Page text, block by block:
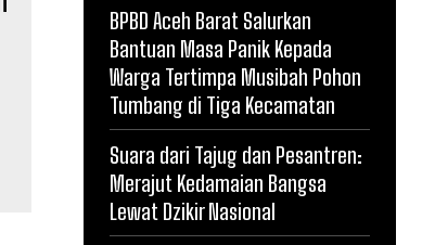
BPBD Aceh Barat Salurkan
Bantuan Masa Panik Kepada
Warga Tertimpa Musibah Pohon
Tumbang di Tiga Kecamatan
Suara dari Tajug dan Pesantren:
Merajut Kedamaian Bangsa
Lewat Dzikir Nasional